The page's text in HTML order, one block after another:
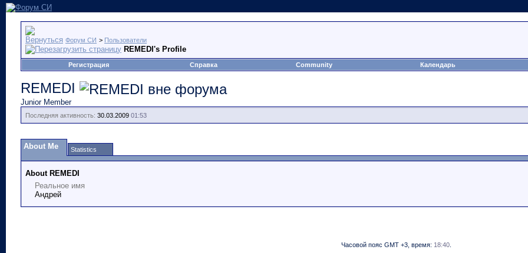
Форум СИ > Пользователи
REMEDI's Profile
Регистрация Справка Community Календарь
REMEDI
Junior Member
Последняя активность: 30.03.2009 01:53
About Me Statistics
About REMEDI
Реальное имя
Андрей
Часовой пояс GMT +3, время: 18:40.